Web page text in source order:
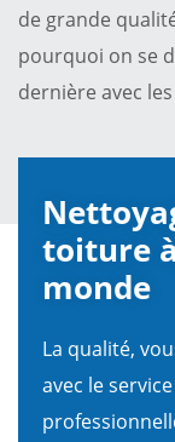
de grande
pourquoi on se
dernière avec
toiture
monde
La qualité,
avec le